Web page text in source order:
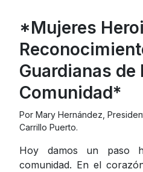
*Mujeres
Guardianas de
Comunidad*
Por Mary Hernández,
Carrillo Puerto.
Hoy damos un paso
comunidad. En el